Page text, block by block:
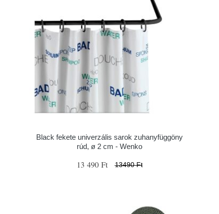
Black fekete univerzális sarok zuhanyfüggöny
rúd, ø 2 cm - Wenko
13 490 Ft 13490 Ft